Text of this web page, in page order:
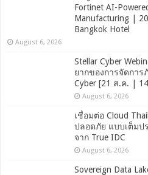
Fortinet AI-
Manufacturing |
Bangkok Hotel
August 6, 2026
Stellar Cyber
ยากของการจัดการ
Cyber [21 ส.ค. |
August 6, 2026
เชื่อมต่อ Cloud
ปลอดภัย แบบเต็มป
จาก True IDC
August 6, 2026
Sovereign Data